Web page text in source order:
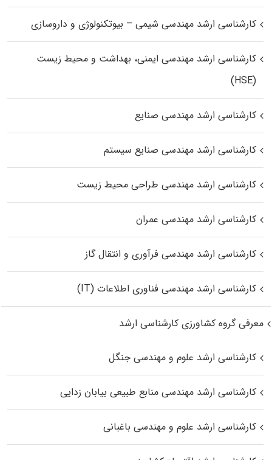
کارشناسی ارشد مهندسی شیمی – بیوتکنولوژی و داروسازی
کارشناسی ارشد مهندسی ایمنی، بهداشت و محیط زیست
(HSE)
کارشناسی ارشد مهندسی صنایع
کارشناسی ارشد مهندسی صنایع سیستم
کارشناسی ارشد مهندسی طراحی محیط زیست
کارشناسی ارشد مهندسی عمران
کارشناسی ارشد مهندسی فرآوری و انتقال گاز
کارشناسی ارشد مهندسی فناوری اطلاعات (IT)
معرفی گروه کشاورزی کارشناسی ارشد
کارشناسی ارشد علوم و مهندسی جنگل
کارشناسی ارشد مهندسی منابع طبیعی بیابان زدایی
کارشناسی ارشد علوم و مهندسی باغبانی